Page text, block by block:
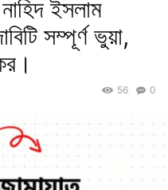
ইসলাম
সম্পূর্ণ ভুয়া,
0
56